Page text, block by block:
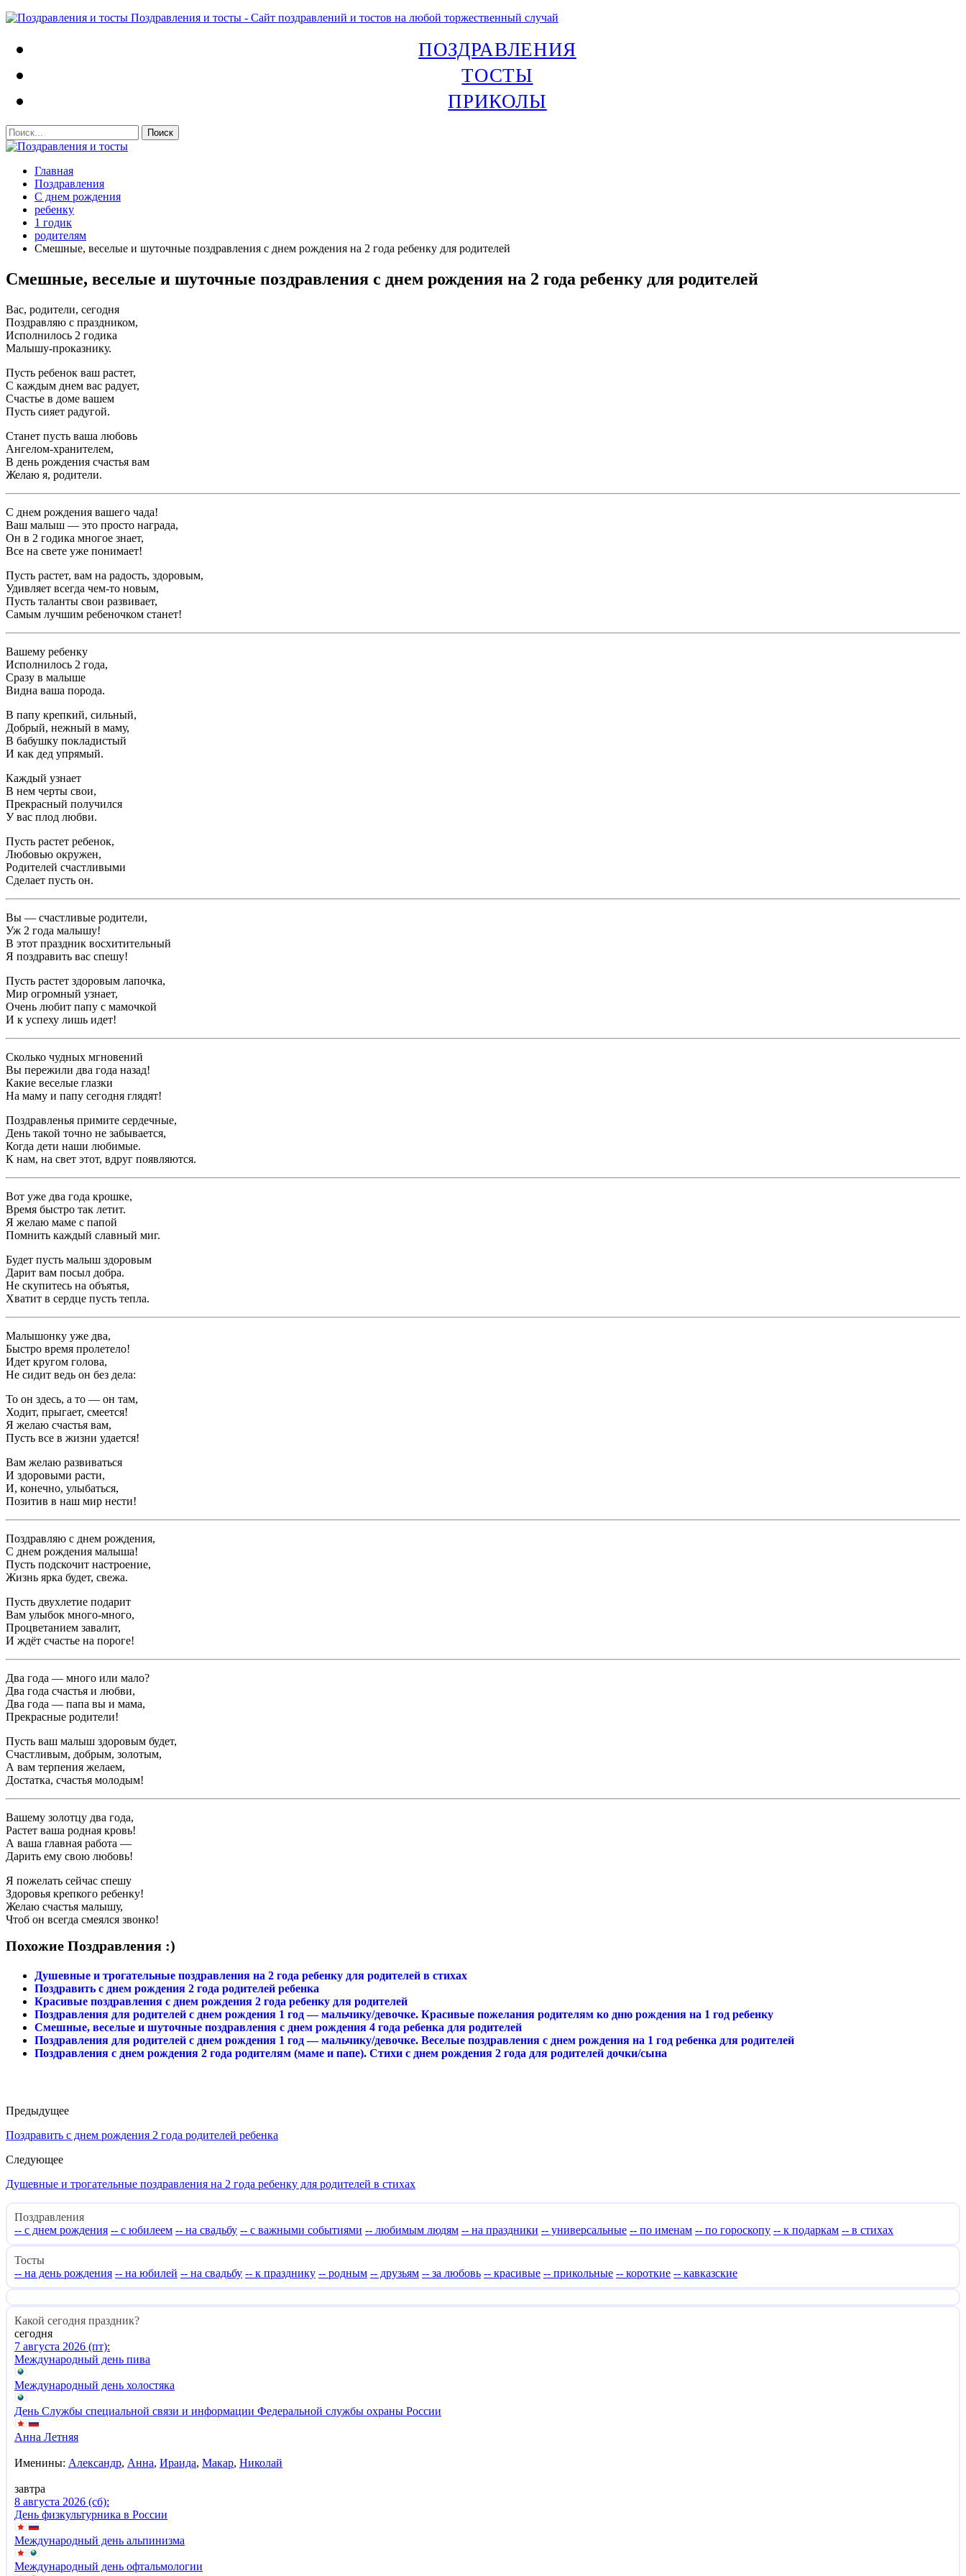
Поздравления и тосты - Сайт поздравлений и тостов на любой торжественный случай
ПОЗДРАВЛЕНИЯ
ТОСТЫ
ПРИКОЛЫ
Главная
Поздравления
С днем рождения
ребенку
1 годик
родителям
Смешные, веселые и шуточные поздравления с днем рождения на 2 года ребенку для родителей
Смешные, веселые и шуточные поздравления с днем рождения на 2 года ребенку для родителей
Вас, родители, сегодня
Поздравляю с праздником,
Исполнилось 2 годика
Малышу-проказнику.
Пусть ребенок ваш растет,
С каждым днем вас радует,
Счастье в доме вашем
Пусть сияет радугой.
Станет пусть ваша любовь
Ангелом-хранителем,
В день рождения счастья вам
Желаю я, родители.
С днем рождения вашего чада!
Ваш малыш — это просто награда,
Он в 2 годика многое знает,
Все на свете уже понимает!
Пусть растет, вам на радость, здоровым,
Удивляет всегда чем-то новым,
Пусть таланты свои развивает,
Самым лучшим ребеночком станет!
Вашему ребенку
Исполнилось 2 года,
Сразу в малыше
Видна ваша порода.
В папу крепкий, сильный,
Добрый, нежный в маму,
В бабушку покладистый
И как дед упрямый.
Каждый узнает
В нем черты свои,
Прекрасный получился
У вас плод любви.
Пусть растет ребенок,
Любовью окружен,
Родителей счастливыми
Сделает пусть он.
Вы — счастливые родители,
Уж 2 года малышу!
В этот праздник восхитительный
Я поздравить вас спешу!
Пусть растет здоровым лапочка,
Мир огромный узнает,
Очень любит папу с мамочкой
И к успеху лишь идет!
Сколько чудных мгновений
Вы пережили два года назад!
Какие веселые глазки
На маму и папу сегодня глядят!
Поздравленья примите сердечные,
День такой точно не забывается,
Когда дети наши любимые.
К нам, на свет этот, вдруг появляются.
Вот уже два года крошке,
Время быстро так летит.
Я желаю маме с папой
Помнить каждый славный миг.
Будет пусть малыш здоровым
Дарит вам посыл добра.
Не скупитесь на объятья,
Хватит в сердце пусть тепла.
Малышонку уже два,
Быстро время пролетело!
Идет кругом голова,
Не сидит ведь он без дела:
То он здесь, а то — он там,
Ходит, прыгает, смеется!
Я желаю счастья вам,
Пусть все в жизни удается!
Вам желаю развиваться
И здоровыми расти,
И, конечно, улыбаться,
Позитив в наш мир нести!
Поздравляю с днем рождения,
С днем рождения малыша!
Пусть подскочит настроение,
Жизнь ярка будет, свежа.
Пусть двухлетие подарит
Вам улыбок много-много,
Процветанием завалит,
И ждёт счастье на пороге!
Два года — много или мало?
Два года счастья и любви,
Два года — папа вы и мама,
Прекрасные родители!
Пусть ваш малыш здоровым будет,
Счастливым, добрым, золотым,
А вам терпения желаем,
Достатка, счастья молодым!
Вашему золотцу два года,
Растет ваша родная кровь!
А ваша главная работа —
Дарить ему свою любовь!
Я пожелать сейчас спешу
Здоровья крепкого ребенку!
Желаю счастья малышу,
Чтоб он всегда смеялся звонко!
Похожие Поздравления :)
Душевные и трогательные поздравления на 2 года ребенку для родителей в стихах
Поздравить с днем рождения 2 года родителей ребенка
Красивые поздравления с днем рождения 2 года ребенку для родителей
Поздравления для родителей с днем рождения 1 год — мальчику/девочке. Красивые пожелания родителям ко дню рождения на 1 год ребенку
Смешные, веселые и шуточные поздравления с днем рождения 4 года ребенка для родителей
Поздравления для родителей с днем рождения 1 год — мальчику/девочке. Веселые поздравления с днем рождения на 1 год ребенка для родителей
Поздравления с днем рождения 2 года родителям (маме и папе). Стихи с днем рождения 2 года для родителей дочки/сына
Предыдущее
Поздравить с днем рождения 2 года родителей ребенка
Следующее
Душевные и трогательные поздравления на 2 года ребенку для родителей в стихах
Поздравления
-- с днем рождения -- с юбилеем -- на свадьбу -- с важными событиями -- любимым людям -- на праздники -- универсальные -- по именам -- по гороскопу -- к подаркам -- в стихах
Тосты
-- на день рождения -- на юбилей -- на свадьбу -- к празднику -- родным -- друзьям -- за любовь -- красивые -- прикольные -- короткие -- кавказские
Какой сегодня праздник?
сегодня
7 августа 2026 (пт):
Международный день пива
Международный день холостяка
День Службы специальной связи и информации Федеральной службы охраны России
Анна Летняя
Именины: Александр, Анна, Ираида, Макар, Николай
завтра
8 августа 2026 (сб):
День физкультурника в России
Международный день альпинизма
Международный день офтальмологии